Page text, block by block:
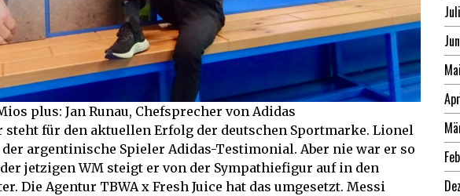
plus: Jan Runau, Chefsprecher von Adidas
steht für den aktuellen Erfolg der deutschen Sportmarke. Lionel
der argentinische Spieler Adidas-Testimonial. Aber nie war er so
jetzigen WM steigt er von der Sympathiefigur auf in den
Die Agentur TBWA x Fresh Juice hat das umgesetzt. Messi